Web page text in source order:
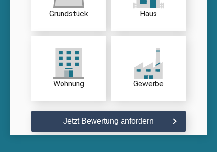
Grundstück Haus
Wohnung Gewerbe
Jetzt Bewertung anfordern